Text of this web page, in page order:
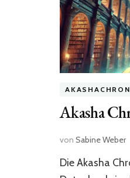
Akasha
von Sabine Weber
Die Akasha